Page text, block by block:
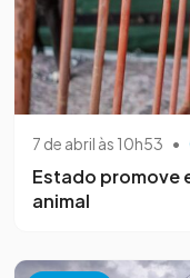
7 de abril às 10h53 •
Estado promove
animal